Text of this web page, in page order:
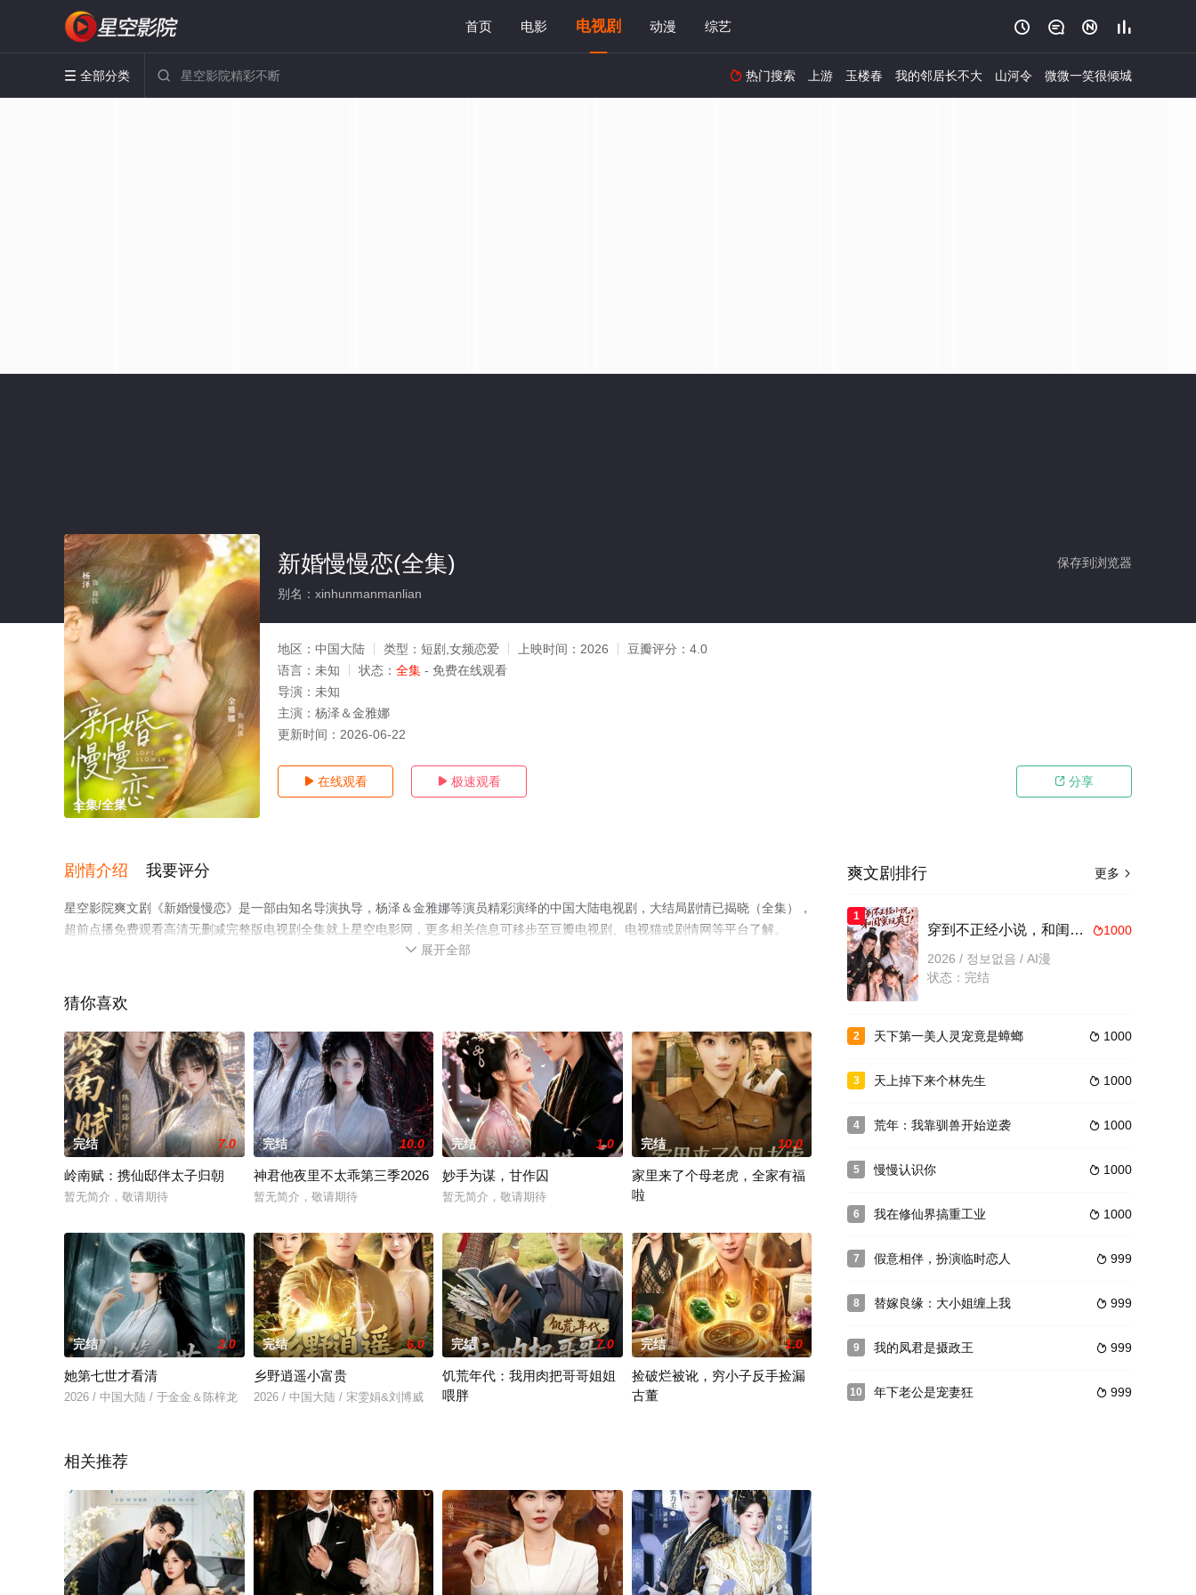
首页 电影 电视剧 动漫 综艺    
 全部分类   热门搜索 上游 玉楼春 我的邻居长不大 山河令 微微一笑很倾城
全集/全集
保存到浏览器
新婚慢慢恋(全集)
别名：xinhunmanmanlian
地区： 中国大陆 类型： 短剧,女频恋爱 上映时间： 2026 豆瓣评分： 4.0
语言： 未知 状态： 全集 - 免费在线观看
导演： 未知
主演： 杨泽＆金雅娜
更新时间： 2026-06-22
 在线观看  极速观看  分享
剧情介绍 我要评分
星空影院爽文剧《新婚慢慢恋》是一部由知名导演执导，杨泽＆金雅娜等演员精彩演绎的中国大陆电视剧，大结局剧情已揭晓（全集），
超前点播免费观看高清无删减完整版电视剧全集就上星空电影网，更多相关信息可移步至豆瓣电视剧、电视猫或剧情网等平台了解。
 展开全部
猜你喜欢
完结 7.0
岭南赋：携仙邸伴太子归朝
暂无简介，敬请期待
完结 10.0
神君他夜里不太乖第三季2026
暂无简介，敬请期待
完结 1.0
妙手为谋，甘作囚
暂无简介，敬请期待
完结 10.0
家里来了个母老虎，全家有福
啦
完结 2.0
她第七世才看清
2026 / 中国大陆 / 于金金＆陈梓龙
完结 6.0
乡野逍遥小富贵
2026 / 中国大陆 / 宋雯娟&刘博威
完结 7.0
饥荒年代：我用肉把哥哥姐姐
喂胖
完结 1.0
捡破烂被讹，穷小子反手捡漏
古董
相关推荐
更多 
爽文剧排行
1
1000
穿到不正经小说，和闺蜜玩爽了
2026 / 정보없음 / AI漫
状态：完结
2  1000
天下第一美人灵宠竟是蟑螂
3  1000
天上掉下来个林先生
4  1000
荒年：我靠驯兽开始逆袭
5  1000
慢慢认识你
6  1000
我在修仙界搞重工业
7  999
假意相伴，扮演临时恋人
8  999
替嫁良缘：大小姐缠上我
9  999
我的凤君是摄政王
10  999
年下老公是宠妻狂